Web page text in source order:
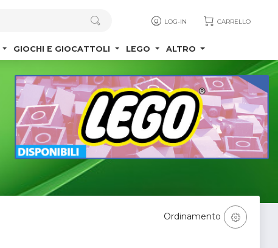
LOG-IN CARRELLO
GIOCHI E GIOCATTOLI LEGO ALTRO
Ordinamento